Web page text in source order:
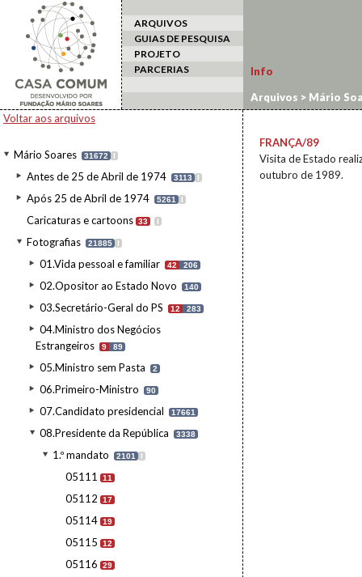
ARQUIVOS
GUIAS DE PESQUISA
PROJETO
PARCERIAS
Voltar aos arquivos
Mário Soares 31672 I
Antes de 25 de Abril de 1974 3113 I
Após 25 de Abril de 1974 5261 I
Caricaturas e cartoons 33 I
Fotografias 21885 I
01.Vida pessoal e familiar 42 206
02.Opositor ao Estado Novo 140
03.Secretário-Geral do PS 12 283
04.Ministro dos Negócios
Estrangeiros
9 89
05.Ministro sem Pasta 2
06.Primeiro-Ministro 90
07.Candidato presidencial 17661
08.Presidente da República 3338
1.º mandato 2101 I
05111 11
05112 17
05114 19
05115 12
05116 29
Info
Arquivos > Mário
estrangeiro>
FRANÇA/89
Visita de Estado
outubro de 1989.